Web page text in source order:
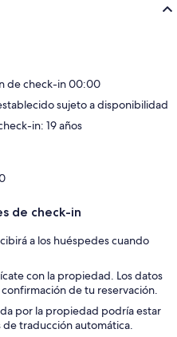
de check-in 00:00
sujeto a disponibilidad
in: 19 años
de check-in
a los huéspedes cuando
con la propiedad. Los datos
de tu reservación.
por la propiedad podría estar
traducción automática.